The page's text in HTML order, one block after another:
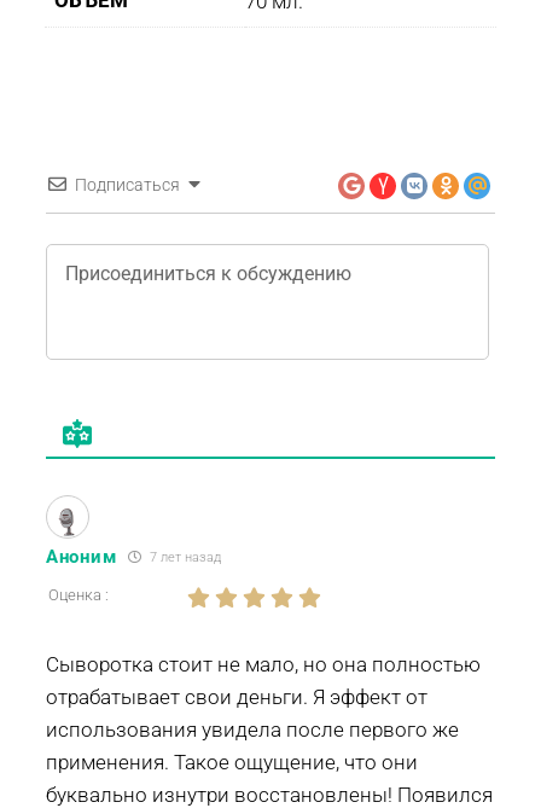
Подписаться
Аноним 7 лет назад
Оценка :
Сыворотка стоит не мало, но она полностью
отрабатывает свои деньги. Я эффект от
использования увидела после первого же
применения. Такое ощущение, что они
буквально изнутри восстановлены! Появился